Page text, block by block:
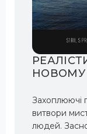
НОВОМУ
Захоплюючі
витвори
людей.